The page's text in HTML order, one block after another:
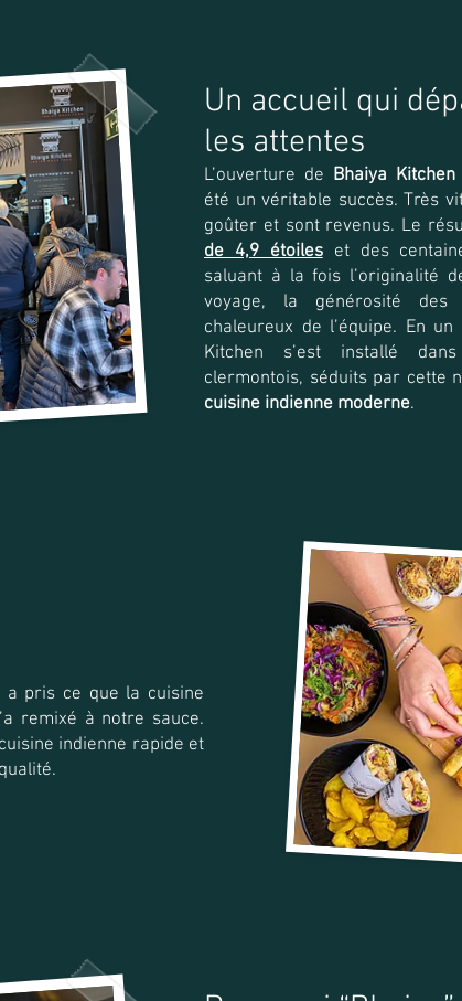
Un accueil qui
les attentes
L’ouverture de Bhaiya
été un véritable succès. Très
goûter et sont revenus. Le
de 4,9 étoileset des
saluant à la fois l’originalité
voyage, la générosité des
chaleureux de l’équipe. En
Kitchen s’est installé
clermontois, séduits par cette
cuisine indienne moderne.
a pris ce que la cuisine
remixé à notre sauce.
indienne rapide et